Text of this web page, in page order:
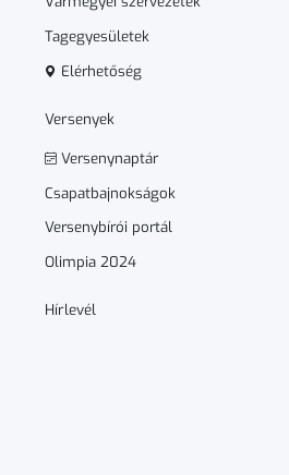
Tagegyesületek
Elérhetőség
Versenyek
Versenynaptár
Csapatbajnokságok
Versenybírói portál
Olimpia 2024
Hírlevél